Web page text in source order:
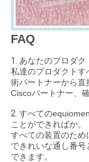
FAQ
1. あなたのプロダク
私達のプロダクト
術パートナーから直
Ciscoパートナー、
2. すべての
ことができればか。
すべての装置のた
できれいな通し番
できます。